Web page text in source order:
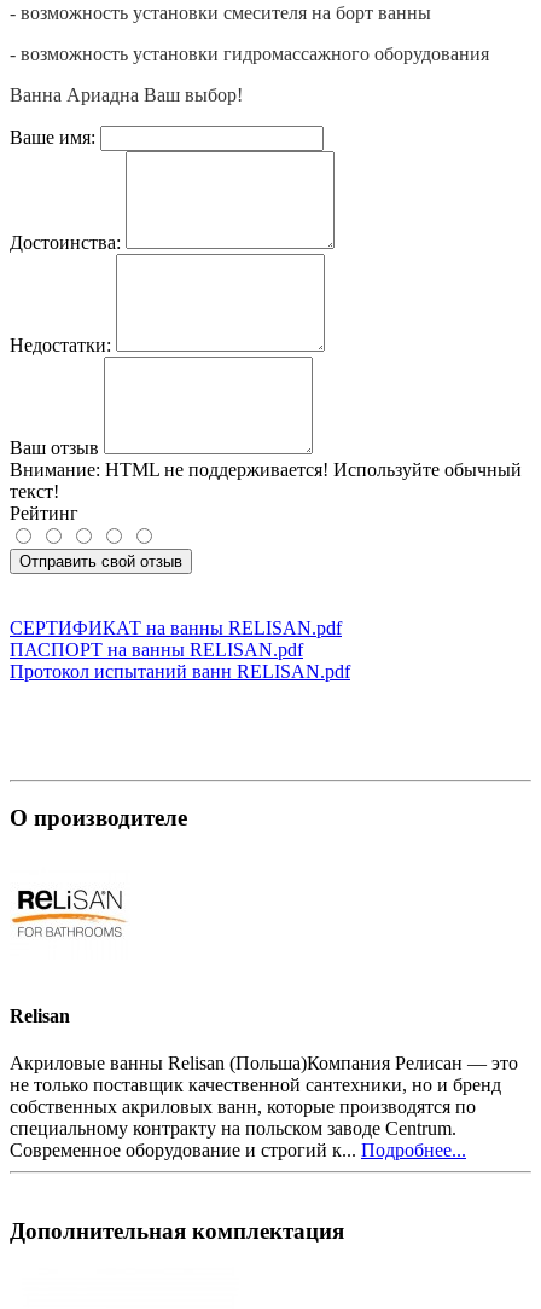
- возможность установки смесителя на борт ванны
- возможность установки гидромассажного оборудования
Ванна Ариадна Ваш выбор!
Ваше имя:
Достоинства:
Недостатки:
Ваш отзыв
Внимание: HTML не поддерживается! Используйте обычный
текст!
Рейтинг
Отправить свой отзыв
СЕРТИФИКАТ на ванны RELISAN.pdf
ПАСПОРТ на ванны RELISAN.pdf
Протокол испытаний ванн RELISAN.pdf
О производителе
Relisan
Акриловые ванны Relisan (Польша)Компания Релисан — это
не только поставщик качественной сантехники, но и бренд
собственных акриловых ванн, которые производятся по
специальному контракту на польском заводе Centrum.
Современное оборудование и строгий к... Подробнее...
Дополнительная комплектация